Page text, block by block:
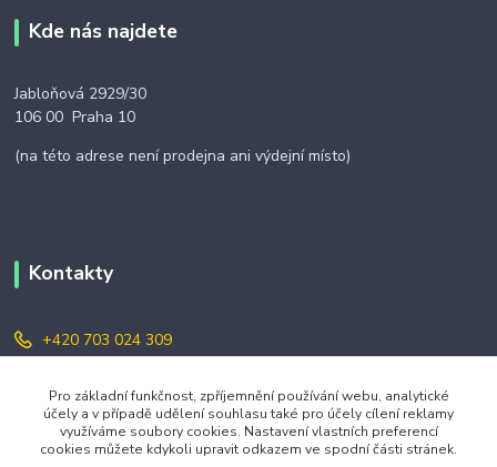
Kde nás najdete
Jabloňová 2929/30
106 00 Praha 10
(na této adrese není prodejna ani výdejní místo)
Kontakty
+420 703 024 309
objednavky@zavazuj.cz
Pro základní funkčnost, zpříjemnění používání webu, analytické
účely a v případě udělení souhlasu také pro účely cílení reklamy
využíváme soubory cookies. Nastavení vlastních preferencí
cookies můžete kdykoli upravit odkazem ve spodní části stránek.